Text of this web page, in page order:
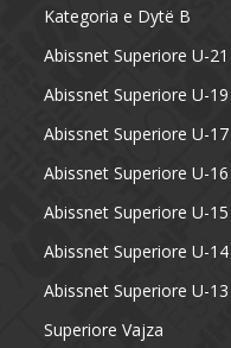
Kategoria e Dytë B
Abissnet Superiore U-21
Abissnet Superiore U-19
Abissnet Superiore U-17
Abissnet Superiore U-16
Abissnet Superiore U-15
Abissnet Superiore U-14
Abissnet Superiore U-13
Superiore Vajza